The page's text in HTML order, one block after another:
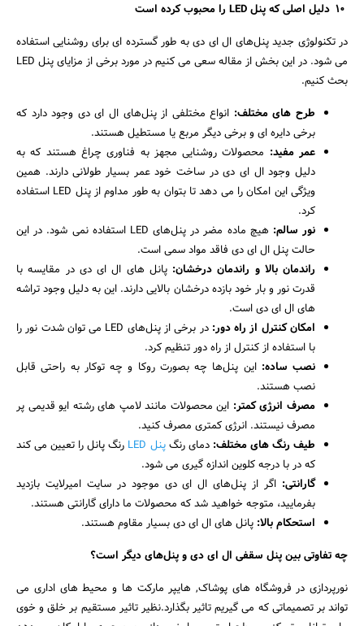
10 دلیل اصلی کهپنلLED را محبوب کرده است
در تکنولوژی جدید پنل‌های ال ای دی به طور گسترده ای برای روشنایی استفاده
می شود. در این بخش از مقاله سعی می کنیم در مورد برخی از مزایای پنل LED
بحث کنیم.
طرح های مختلف: انواع مختلفی از پنل‌های ال ای دی وجود دارد که
برخی دایره ای و برخی دیگر مربع یا مستطیل هستند.
عمر مفید: محصولات روشنایی مجهز به فناوری چراغ هستند که به
دلیل وجود ال ای دی در ساخت خود عمر بسیار طولانی دارند. همین
ویژگی این امکان را می دهد تا بتوان به طور مداوم از پنل LED استفاده
کرد.
نور سالم:
هیچ ماده مضر در پنل‌های LED استفاده نمی شود. در این
حالت پنل ال ای دی فاقد مواد سمی است.
راندمان بالا و راندمان درخشان:پانل های ال ای دی در مقایسه با
قدرت نور و بار خود بازده درخشان بالایی دارند. این به دلیل وجود تراشه
های ال ای دی است.
امکان کنترل از راه دور:
در برخی از پنل‌های LED می توان شدت نور را
با استفاده از کنترل از راه دور تنظیم کرد.
نصب ساده: این پنل‌ها چه بصورت روکا و چه توکار به راحتی قابل
نصب هستند.
مصرف انرژی کمتر: این محصولات مانند لامپ های رشته ایو قدیمی پر
مصرف نیستند. انرژی کمتری مصرف کنید.
طیف رنگ های مختلف: دمای رنگپنل LED
رنگ پانل را تعیین می کند
که در با درجه کلوین اندازه گیری می شود.
گارانتی: اگر از پنل‌های ال ای دی موجود در سایت امیرلایت بازدید
بفرمایید، متوجه خواهید شد که محصولات ما دارای گارانتی هستند.
استحکام بالا: پانل های ال ای دی بسیار مقاوم هستند.
چه تفاوتی بین پنل سقفی ال ای دی و پنل‌های دیگر است؟
نورپردازی در فروشگاه های پوشاک, هایپر مارکت ها و محیط های اداری می
تواند بر تصمیماتی که می گیریم تاثیر بگذارد.نظیر تاثیر مستقیم بر خلق و خوی